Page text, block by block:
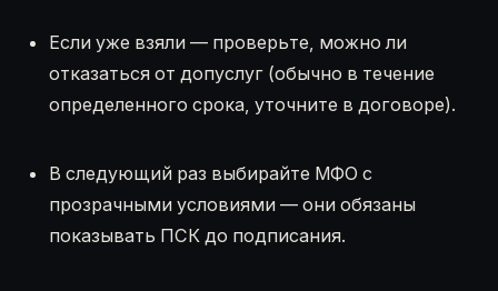
Если уже взяли — проверьте, можно ли
отказаться от допуслуг (обычно в течение
определенного срока, уточните в договоре).
В следующий раз выбирайте МФО с
прозрачными условиями — они обязаны
показывать ПСК до подписания.